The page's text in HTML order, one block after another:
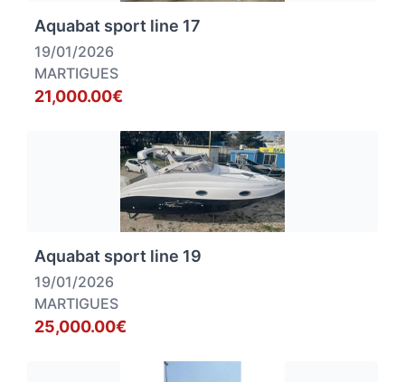
Aquabat sport line 17
19/01/2026
MARTIGUES
21,000.00€
Aquabat sport line 19
19/01/2026
MARTIGUES
25,000.00€